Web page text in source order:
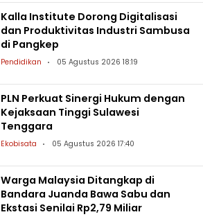
Kalla Institute Dorong Digitalisasi
dan Produktivitas Industri Sambusa
di Pangkep
Pendidikan 05 Agustus 2026 18:19
PLN Perkuat Sinergi Hukum dengan
Kejaksaan Tinggi Sulawesi
Tenggara
Ekobisata 05 Agustus 2026 17:40
Warga Malaysia Ditangkap di
Bandara Juanda Bawa Sabu dan
Ekstasi Senilai Rp2,79 Miliar